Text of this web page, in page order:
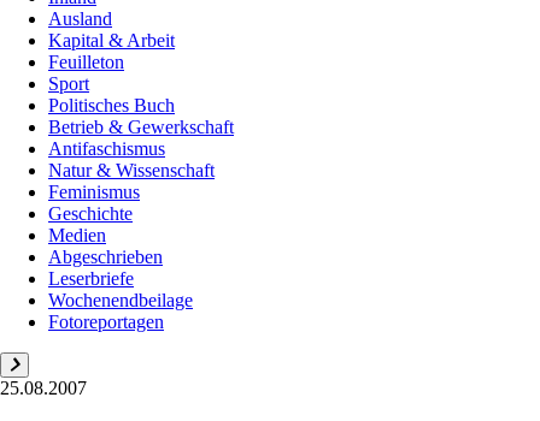
Ausland
Kapital & Arbeit
Feuilleton
Sport
Politisches Buch
Betrieb & Gewerkschaft
Antifaschismus
Natur & Wissenschaft
Feminismus
Geschichte
Medien
Abgeschrieben
Leserbriefe
Wochenendbeilage
Fotoreportagen
25.08.2007